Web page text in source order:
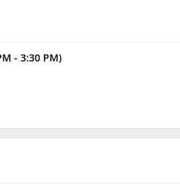
Oct 8, 2024 - 4:27 PM
also to unregistered users
- 3:30 PM)
Oct 9, 2024 - 5:49 AM
also to unregistered users